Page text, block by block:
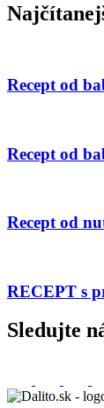
Recept od
Recept od
Recept od
RECEPT s
Sledujte